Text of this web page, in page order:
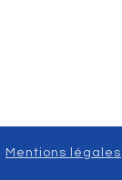
Mentions légales